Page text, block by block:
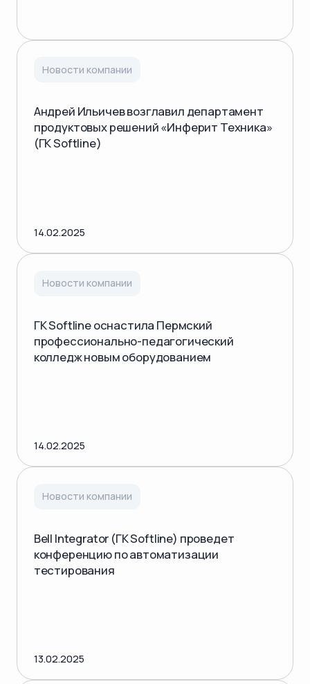
Новости компании
Андрей Ильичев возглавил департамент
продуктовых решений «Инферит Техника»
(ГК Softline)
14.02.2025
Новости компании
ГК Softline оснастила Пермский
профессионально-педагогический
колледж новым оборудованием
14.02.2025
Новости компании
Bell Integrator (ГК Softline) проведет
конференцию по автоматизации
тестирования
13.02.2025